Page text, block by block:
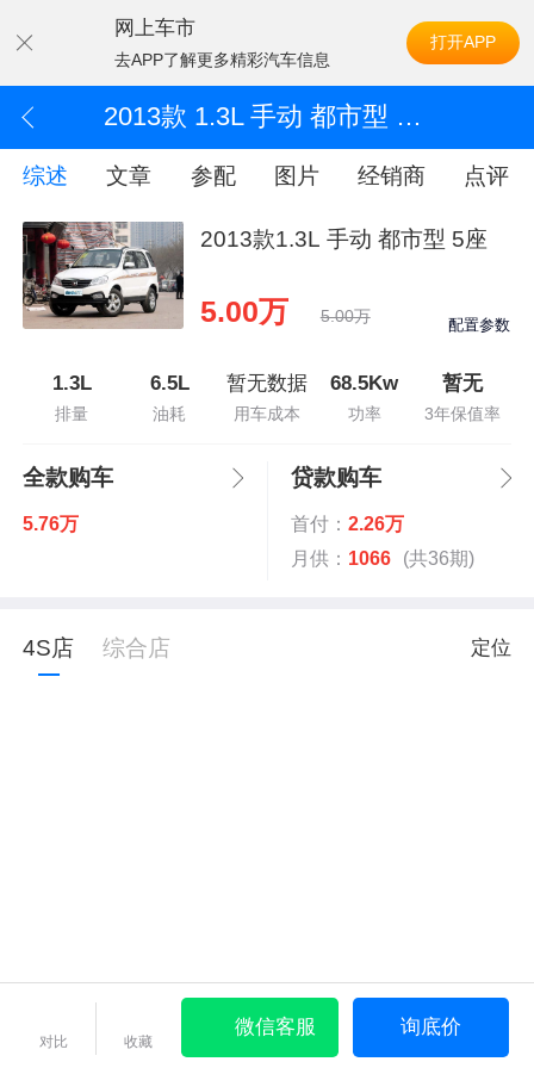
网上车市
去APP了解更多精彩汽车信息
打开APP
2013款 1.3L 手动 都市型 5座
综述 文章 参配 图片 经销商 点评
2013款1.3L 手动 都市型 5座
5.00万 5.00万 配置参数
1.3L
排量
6.5L
油耗
暂无数据
用车成本
68.5Kw
功率
暂无
3年保值率
全款购车
5.76万
贷款购车
首付： 2.26万
月供： 1066 (共36期)
4S店 综合店 定位
对比 收藏
微信客服 询底价